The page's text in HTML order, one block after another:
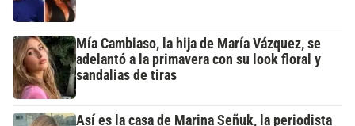
Mía Cambiaso, la hija de María Vázquez, se
adelantó a la primavera con su look floral y
sandalias de tiras
Así es la casa de Marina Señuk, la periodista